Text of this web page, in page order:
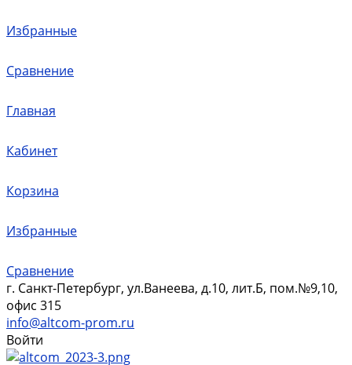
Избранные
Сравнение
Главная
Кабинет
Корзина
Избранные
Сравнение
г. Санкт-Петербург, ул.Ванеева, д.10, лит.Б, пом.№9,10,
офис 315
info@altcom-prom.ru
Войти